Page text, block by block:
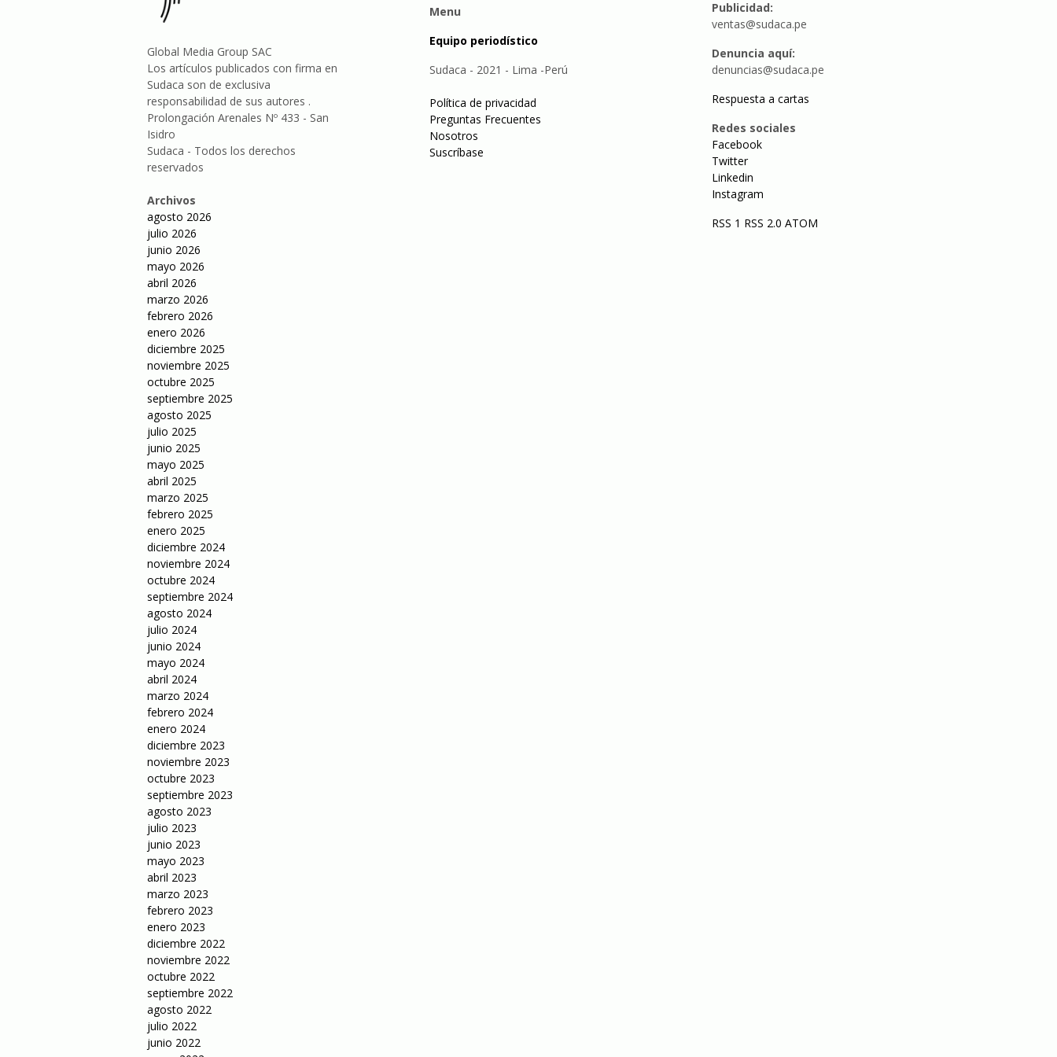
Global Media Group SAC
Los artículos publicados con firma en
Sudaca son de exclusiva
responsabilidad de sus autores .
Prolongación Arenales Nº 433 - San
Isidro
Sudaca - Todos los derechos
reservados
Archivos
agosto 2026
julio 2026
junio 2026
mayo 2026
abril 2026
marzo 2026
febrero 2026
enero 2026
diciembre 2025
noviembre 2025
octubre 2025
septiembre 2025
agosto 2025
julio 2025
junio 2025
mayo 2025
abril 2025
marzo 2025
febrero 2025
enero 2025
diciembre 2024
noviembre 2024
octubre 2024
septiembre 2024
agosto 2024
julio 2024
junio 2024
mayo 2024
abril 2024
marzo 2024
febrero 2024
enero 2024
diciembre 2023
noviembre 2023
octubre 2023
septiembre 2023
agosto 2023
julio 2023
junio 2023
mayo 2023
abril 2023
marzo 2023
febrero 2023
enero 2023
diciembre 2022
noviembre 2022
octubre 2022
septiembre 2022
agosto 2022
julio 2022
junio 2022
Menu
Equipo periodístico
Sudaca - 2021 - Lima -Perú
Política de privacidad
Preguntas Frecuentes
Nosotros
Suscríbase
Publicidad:
ventas@sudaca.pe
Denuncia aquí:
denuncias@sudaca.pe
Respuesta a cartas
Redes sociales
Facebook
Twitter
Linkedin
Instagram
RSS 1 RSS 2.0 ATOM